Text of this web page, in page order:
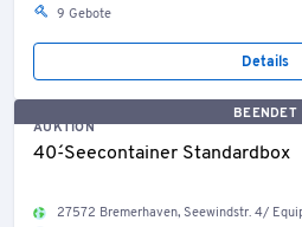
9 Gebote
Details
BEENDET
AUKTION
40´-Seecontainer Standardbox
27572 Bremerhaven, Seewindstr. 4/